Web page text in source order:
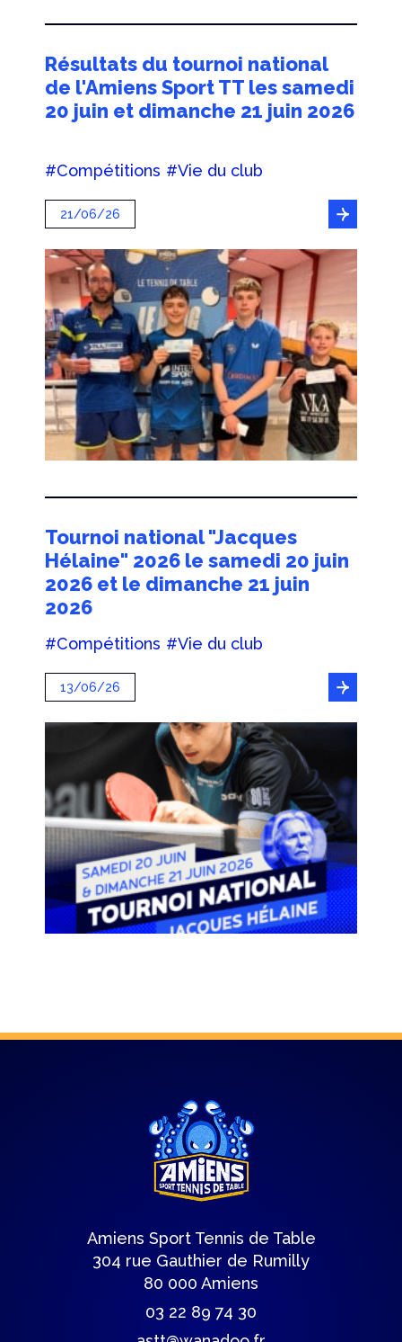
Résultats du tournoi national
de l'Amiens Sport TT les samedi
20 juin et dimanche 21 juin 2026
#Compétitions #Vie du club
21/06/26
Tournoi national "Jacques
Hélaine" 2026 le samedi 20 juin
2026 et le dimanche 21 juin
2026
#Compétitions #Vie du club
13/06/26
Amiens Sport Tennis de Table
304 rue Gauthier de Rumilly
80 000 Amiens
03 22 89 74 30